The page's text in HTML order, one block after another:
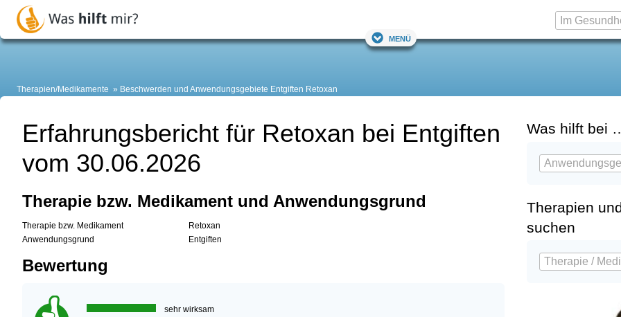
Menü
Therapien/Medikamente Beschwerden und Anwendungsgebiete Entgiften Retoxan
Erfahrungsbericht für Retoxan bei Entgiften
vom 30.06.2026
Therapie bzw. Medikament und Anwendungsgrund
Therapie bzw. Medikament
Retoxan
Anwendungsgrund
Entgiften
Bewertung
sehr wirksam
Was hilft bei
Therapien
suchen